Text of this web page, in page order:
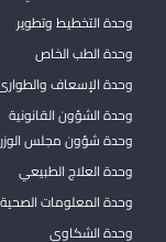
وحدة التخطيط وتطوير
وحدة الطب الخاص
وحدة الإسعاف
وحدة الشؤون القانونية
وحدة شؤون مجلس
وحدة العلاج الطبيعي
وحدة المعلومات الصحية
وحدة الشكاوي